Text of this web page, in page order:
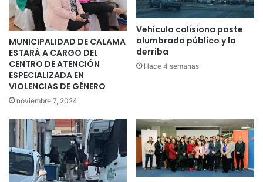
MUNICIPALIDAD DE CALAMA
ESTARÁ A CARGO DEL
CENTRO DE ATENCIÓN
ESPECIALIZADA EN
VIOLENCIAS DE GÉNERO
noviembre 7, 2024
Vehículo colisiona poste
alumbrado público y lo
derriba
Hace 4 semanas